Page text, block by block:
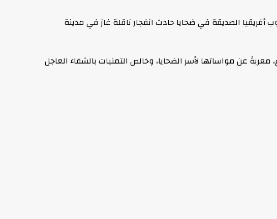
عن خالص التعازي لجمهورية جنوب أفريقيا الصديقة في ضحايا حادث انفجار ناقلة غاز في مدينة
عن مواساتها لأسر الضحايا، وخالص التمنيات بالشفاء العاجل